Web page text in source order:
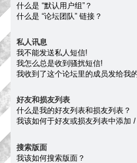
什么是 “默认用户组”？
什么是 “论坛团队” 链接？
私人讯息
我不能发送私人短信!
我怎么总是收到骚扰短信!
我收到了这个论坛里的成员发给我
好友和损友列表
什么是我的好友列表和损友列表？
我该如何于好友或损友列表中添加 /
搜索版面
我该如何搜索版面？